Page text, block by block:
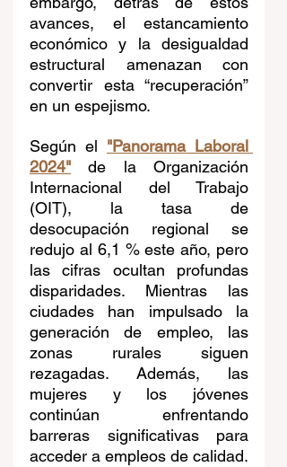
avances, el estancamiento
económico y la desigualdad
estructural amenazan con
convertir esta “recuperación”
en un espejismo.
Según el "Panorama Laboral
2024" de la Organización
Internacional del Trabajo
(OIT), la tasa de
desocupación regional se
redujo al 6,1 % este año, pero
las cifras ocultan profundas
disparidades. Mientras las
ciudades han impulsado la
generación de empleo, las
zonas rurales siguen
rezagadas. Además, las
mujeres y los jóvenes
continúan enfrentando
barreras significativas para
acceder a empleos de calidad.